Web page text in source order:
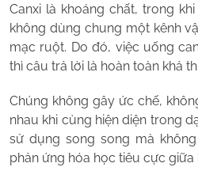
Canxi là khoáng chất, trong
không dùng chung một kênh
mạc ruột. Do đó, việc uống
thì câu trả lời là hoàn toàn khả
Chúng không gây ức chế,
nhau khi cùng hiện diện trong
sử dụng song song mà
phản ứng hóa học tiêu cực giữa